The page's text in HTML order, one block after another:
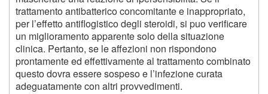
trattamento antibatterico concomitante e inappropriato,
per l’effetto antiflogistico degli steroidi, si puo verificare
un miglioramento apparente solo della situazione
clinica. Pertanto, se le affezioni non rispondono
prontamente ed effettivamente al trattamento combinato
questo dovra essere sospeso e l’infezione curata
adeguatamente con altri provvedimenti.